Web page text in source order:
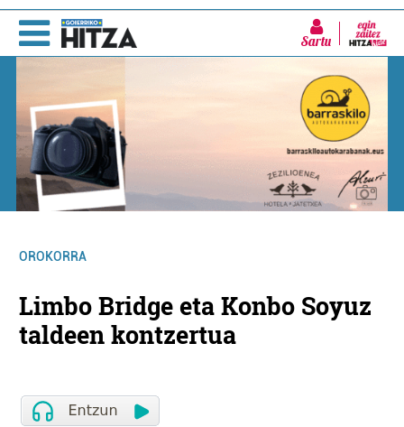
Sartu
OROKORRA
Limbo Bridge eta Konbo Soyuz
taldeen kontzertua